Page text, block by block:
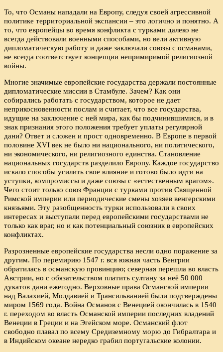
То, что Османы нападали на Европу, следуя своей агрессивной
политике территориальной экспансии – это логично и понятно. А
то, что европейцы во время конфликта с турками далеко не
всегда действовали военными способами, но вели активную
дипломатическую работу и даже заключали союзы с османами,
не всегда соответствует концепции непримиримой религиозной
войны.
Многие значимые европейские государства держали постоянные
дипломатические миссии в Стамбуле. Зачем? Как они
собирались работать с государством, которое не дает
неприкосновенности послам и считает, что все государства,
идущие на заключение с ней мира, как бы подчинившимися, и в
знак признания этого положения требует уплаты регулярной
дани? Ответ и сложен и прост одновременно. В Европе в первой
половине XVI век не было ни национального, ни политического,
ни экономического, ни религиозного единства. Становление
национальных государств разделило Европу. Каждое государство
искало способы усилить свое влияние и готово было идти на
уступки, компромиссы и даже союзы с «естественным врагом».
Чего стоит только союз Франции с турками против Священной
Римской империи или периодические смены хозяев венгерскими
князьями. Эту разобщенность турки использовали в своих
интересах и выступали перед европейскими государствами не
только как враг, но и как потенциальный союзник в европейских
конфликтах.
Разрозненные европейские государства несли одно поражение за
другим. По перемирию 1547 г. вся южная часть Венгрии
обратилась в османскую провинцию; северная перешла во власть
Австрии, но с обязательством платить султану за неё 50 000
дукатов дани ежегодно. Верховные права Османской империи
над Валахией, Молдавией и Трансильванией были подтверждены
миром 1569 года. Война Османов с Венецией окончилась в 1540
г. переходом во власть Османской империи последних владений
Венеции в Греции и на Эгейском море. Османский флот
свободно плавал по всему Средиземному морю до Гибралтара и
в Индийском океане нередко грабил португальские колонии.